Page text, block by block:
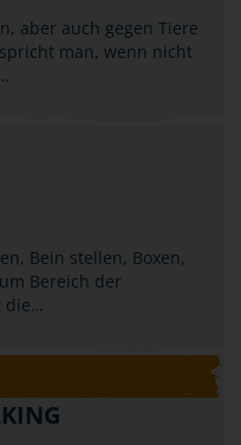
aber auch gegen Tiere
man, wenn nicht
Bein stellen, Boxen,
Bereich der
die…